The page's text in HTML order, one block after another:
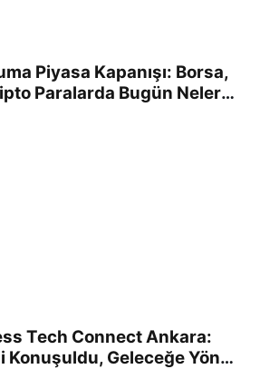
Piyasa Kapanışı: Borsa,
Paralarda Bugün Neler
Tech Connect Ankara:
Konuşuldu, Geleceğe Yön